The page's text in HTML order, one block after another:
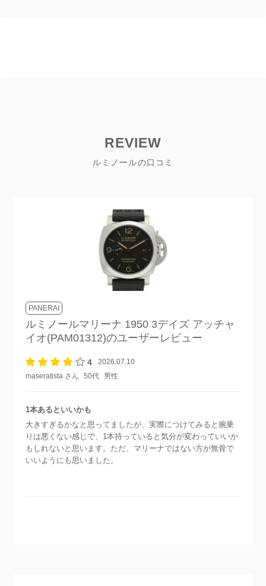
REVIEW
ルミノールの口コミ
PANERAI
ルミノールマリーナ 1950 3デイズ アッチャ
イオ(PAM01312)のユーザーレビュー
4
2026.07.10
maseratista さん
50代 男性
1本あるといいかも
大きすぎるかなと思ってましたが、実際につけてみると腕乗
りは悪くない感じで、1本持っていると気分が変わっていいか
もしれないと思います。ただ、マリーナではない方が無骨で
いいようにも思いました。